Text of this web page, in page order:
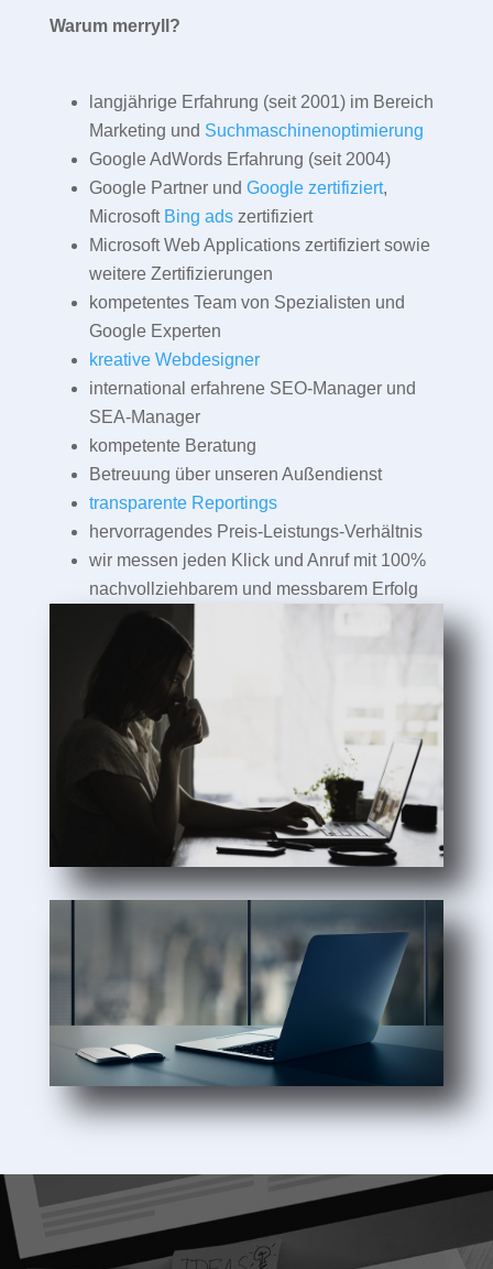
Warum merryll?
langjährige Erfahrung (seit 2001) im Bereich
Marketing und Suchmaschinenoptimierung
Google AdWords Erfahrung (seit 2004)
Google Partner und Google zertifiziert,
Microsoft Bing adszertifiziert
Microsoft Web Applications zertifiziert sowie
weitere Zertifizierungen
kompetentes Team von Spezialisten und
Google Experten
kreative Webdesigner
international erfahrene SEO-Manager und
SEA-Manager
kompetente Beratung
Betreuung über unseren Außendienst
transparente Reportings
hervorragendes Preis-Leistungs-Verhältnis
wir messen jeden Klick und Anruf mit 100%
nachvollziehbarem und messbarem Erfolg